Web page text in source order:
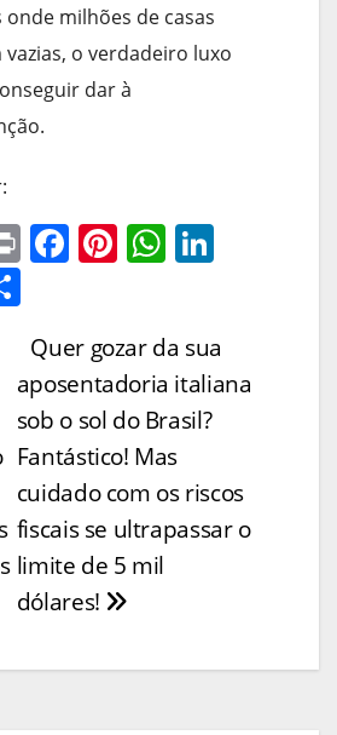
onde milhões de casas
o verdadeiro luxo
dar à
Pr F
e
b
o
o
k
Pi
e
st
W
s
A
p
p
e
dI
h
ar
e
Quer gozar da sua
aposentadoria italiana
sob o sol do Brasil?
Fantástico! Mas
cuidado com os riscos
fiscais se ultrapassar o
limite de 5 mil
dólares!